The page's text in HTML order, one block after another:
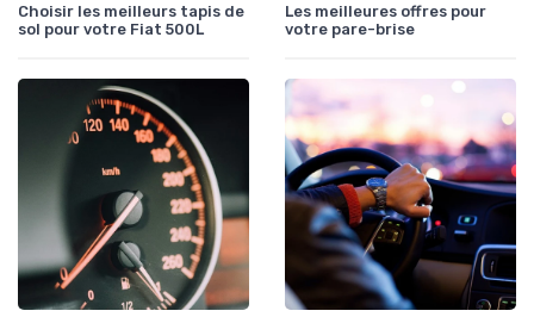
Choisir les meilleurs tapis de
sol pour votre Fiat 500L
Les meilleures offres pour
votre pare-brise